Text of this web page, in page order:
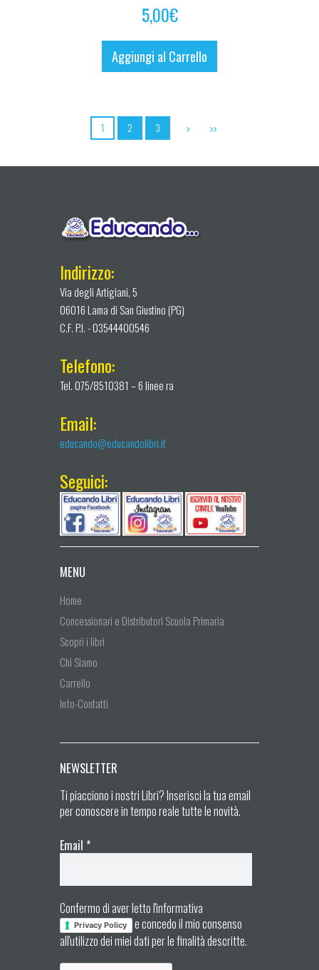
5,00€
Aggiungi al Carrello
1 2 3
Indirizzo:
Via degli Artigiani, 5
06016 Lama di San Giustino (PG)
C.F. P.I. - 03544400546
Telefono:
Tel. 075/8510381 – 6 linee ra
Email:
educando@educandolibri.it
Seguici:
MENU
Home
Concessionari e Distributori Scuola Primaria
Scopri i libri
Chi Siamo
Carrello
Info-Contatti
NEWSLETTER
Ti piacciono i nostri Libri? Inserisci la tua email
per conoscere in tempo reale tutte le novità.
Email *
Confermo di aver letto l'informativa
Privacy Policy
e concedo il mio consenso
all'utilizzo dei miei dati per le finalità descritte.